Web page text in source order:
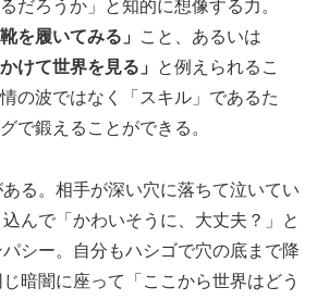
だろうか」と知的に想像する力。
を履いてみる」
こと、あるいは
けて世界を見る」
と例えられるこ
の波ではなく「スキル」であるた
で鍛えることができる。
る。相手が深い穴に落ちて泣いてい
んで「かわいそうに、大丈夫？」と
シー。自分もハシゴで穴の底まで降
暗闇に座って「ここから世界はどう